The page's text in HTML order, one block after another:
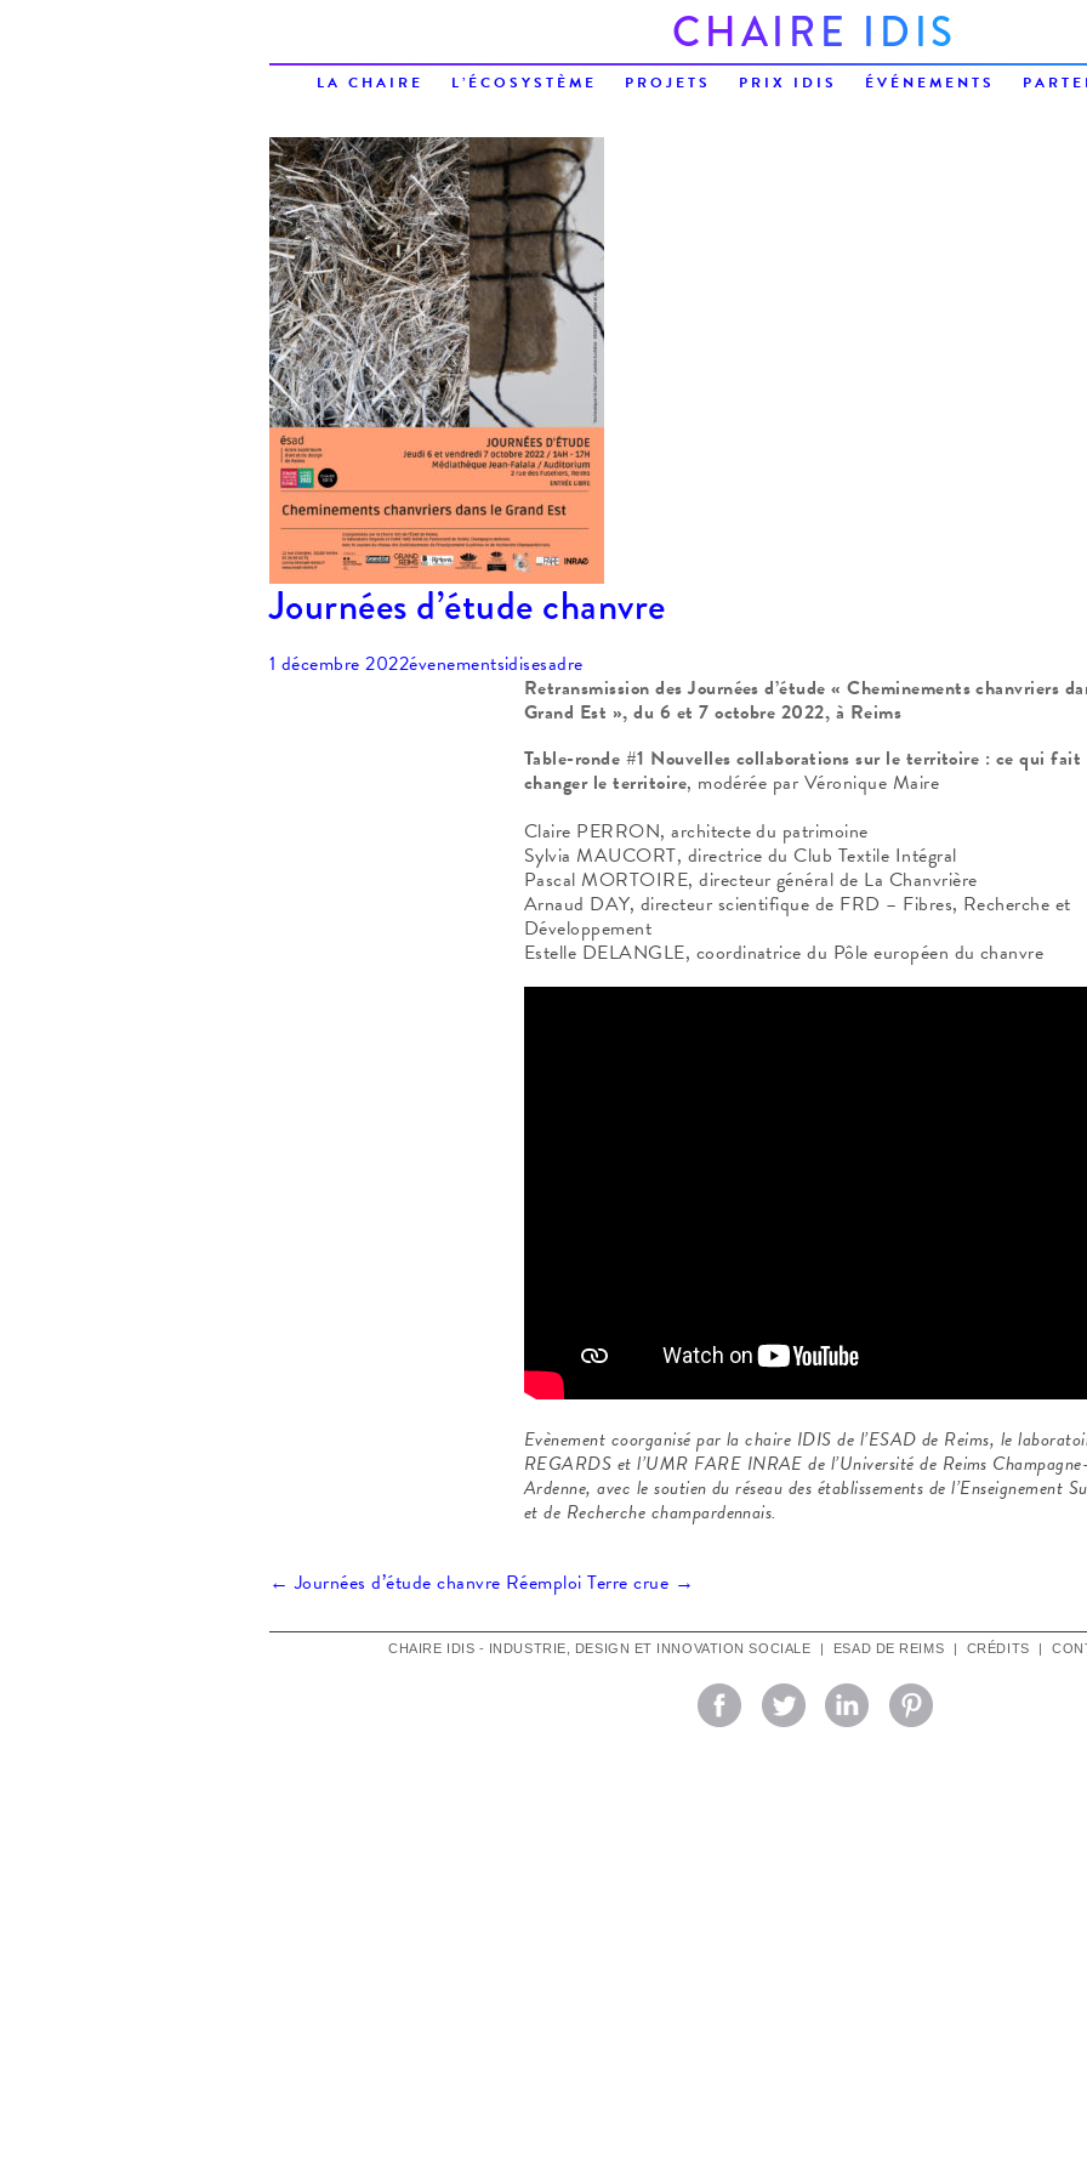
CHAIRE IDIS
LA CHAIRE L’ÉCOSYSTÈME PROJETS PRIX IDIS ÉVÉNEMENTS
Journées d’étude chanvre
1 décembre 2022évenementsidisesadre
Retransmission desJournées d’étude « Cheminements chanvriers
Grand Est », du 6 et 7 octobre 2022, à Reims
Table-ronde #1 Nouvelles collaborations sur le territoire : ce qui fait
changer le territoire, modérée par Véronique Maire
Claire PERRON, architecte du patrimoine
Sylvia MAUCORT, directrice du Club Textile Intégral
Pascal MORTOIRE, directeur général de La Chanvrière
Arnaud DAY, directeur scientifique de FRD – Fibres, Recherche et
Développement
Estelle DELANGLE, coordinatrice du Pôle européen du chanvre
Evènement coorganisé par la chaire IDIS de l’ESAD de Reims, le
REGARDS et l’UMR FARE INRAE de l’Université de Reims Champagne-
Ardenne,avec le soutien du réseau des établissements de l’Enseignement
et de Recherche champardennais.
Navigation
← Journées d’étude chanvre Réemploi Terre crue →
CHAIRE IDIS - INDUSTRIE, DESIGN ET INNOVATION SOCIALE | ESAD DE REIMS | CRÉDITS |